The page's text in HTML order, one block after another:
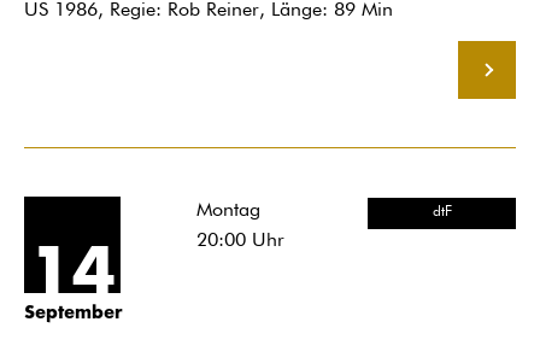
US 1986, Regie: Rob Reiner, Länge: 89 Min
14
September
Montag
20:00Uhr
dtF